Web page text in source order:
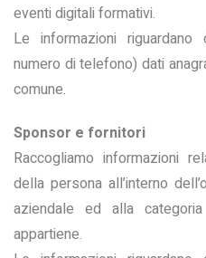
eventi digitali formativi.
Le informazioni
numero di telefono) dati
comune.
Sponsor e fornitori
Raccogliamo informazioni
della persona all’interno
aziendale ed alla
appartiene.